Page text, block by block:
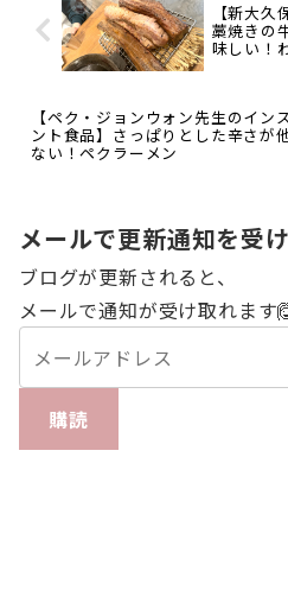
【新大
藁焼きの
味しい！
【ペク・ジョンウォン先生のイン
ント食品】さっぱりとした辛さが
ない！ペクラーメン
メールで更新通知を受
ブログが更新されると、
メールで通知が受け取れます
購読